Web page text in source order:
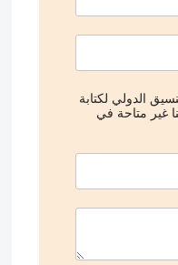
الدولي لكتابة
غير متاحة في